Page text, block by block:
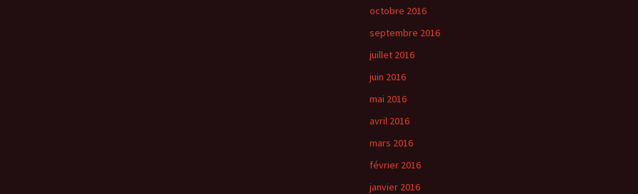
octobre 2016
septembre 2016
juillet 2016
juin 2016
mai 2016
avril 2016
mars 2016
février 2016
janvier 2016